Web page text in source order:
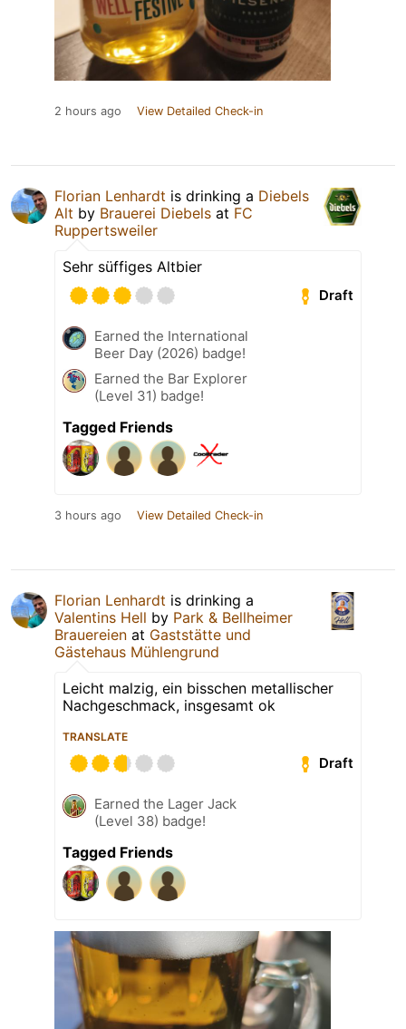
2 hours ago View Detailed Check-in
Florian Lenhardt is drinking a Diebels
Alt by Brauerei Diebels at FC
Ruppertsweiler
Sehr süffiges Altbier
Draft
Earned the International
Beer Day (2026) badge!
Earned the Bar Explorer
(Level 31) badge!
Tagged Friends
3 hours ago View Detailed Check-in
Florian Lenhardt is drinking a
Valentins Hell by Park & Bellheimer
Brauereien at Gaststätte und
Gästehaus Mühlengrund
Leicht malzig, ein bisschen metallischer
Nachgeschmack, insgesamt ok
TRANSLATE
Draft
Earned the Lager Jack
(Level 38) badge!
Tagged Friends